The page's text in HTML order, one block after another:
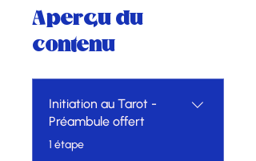
Aperçu du
contenu
Initiation au Tarot -
Préambule offert
.1 étape